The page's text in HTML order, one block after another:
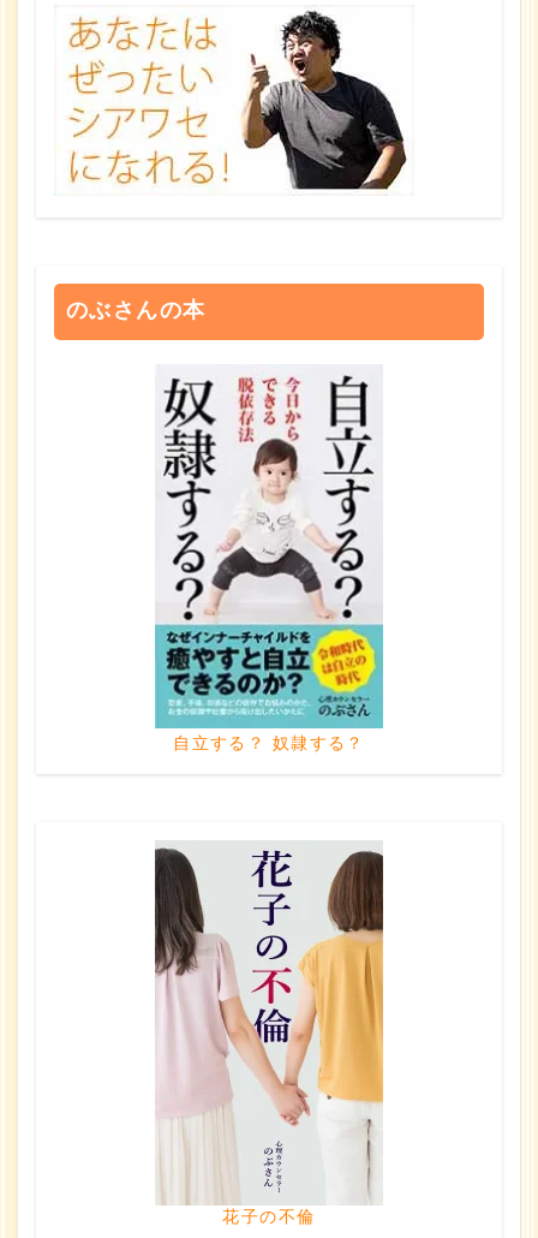
のぶさんの本
自立する？ 奴隷する？
花子の不倫